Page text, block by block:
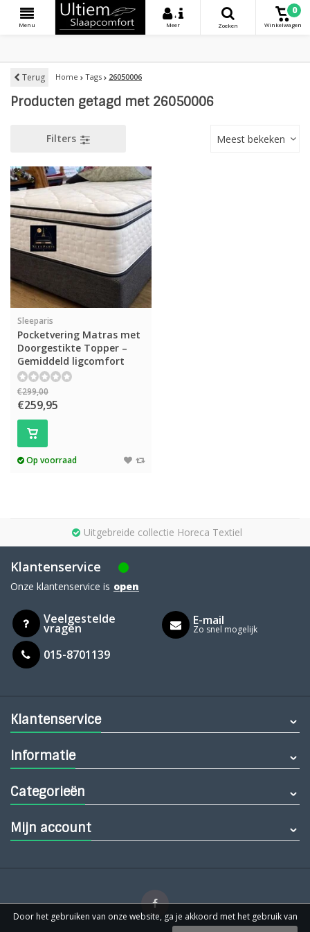
Menu
+
Meer
Zoeken
0
Winkelwagen
Terug Home Tags 26050006
Producten getagd met 26050006
Filters Meest bekeken
Sleeparis
Pocketvering Matras met
Doorgestikte Topper –
Gemiddeld ligcomfort
€299,00
€259,95
Op voorraad
Uitgebreide collectie Horeca Textiel
Klantenservice
Onze klantenservice is open
Veelgestelde
vragen
015-8701139
E-mail
Zo snel mogelijk
Klantenservice
Informatie
Categorieën
Mijn account
Door het gebruiken van onze website, ga je akkoord met het gebruik van